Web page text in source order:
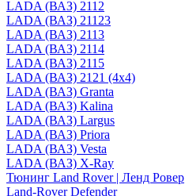
LADA (ВАЗ) 2112
LADA (ВАЗ) 21123
LADA (ВАЗ) 2113
LADA (ВАЗ) 2114
LADA (ВАЗ) 2115
LADA (ВАЗ) 2121 (4x4)
LADA (ВАЗ) Granta
LADA (ВАЗ) Kalina
LADA (ВАЗ) Largus
LADA (ВАЗ) Priora
LADA (ВАЗ) Vesta
LADA (ВАЗ) X-Ray
Тюнинг Land Rover | Ленд Ровер
Land-Rover Defender